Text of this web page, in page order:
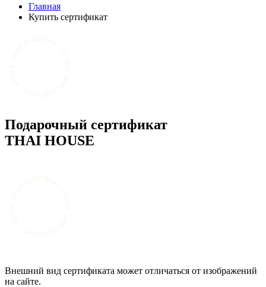
Главная
Купить сертификат
Подарочный сертификат
THAI HOUSE
Внешний вид сертификата может отличаться от изображений
на сайте.